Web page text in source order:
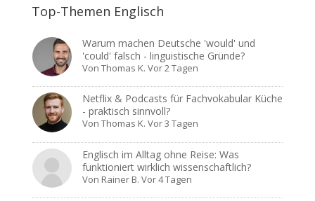
Top-Themen Englisch
Warum machen Deutsche 'would' und
'could' falsch - linguistische Gründe?
VonThomas K. Vor 2 Tagen
Netflix & Podcasts für Fachvokabular Küche
- praktisch sinnvoll?
VonThomas K. Vor 3 Tagen
Englisch im Alltag ohne Reise: Was
funktioniert wirklich wissenschaftlich?
Von Rainer B. Vor 4 Tagen